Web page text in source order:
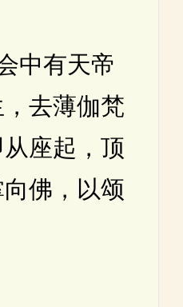
有天帝
去薄伽梵
座起，顶
佛，以颂